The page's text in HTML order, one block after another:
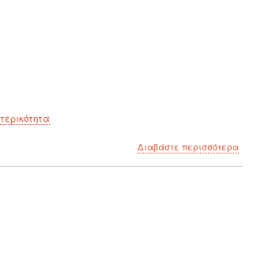
Διαβάστε περισσότεραγια